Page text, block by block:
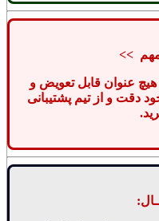
مهم >>
عنوان قابل تعویض و
دقت و از تیم پشتیبانی